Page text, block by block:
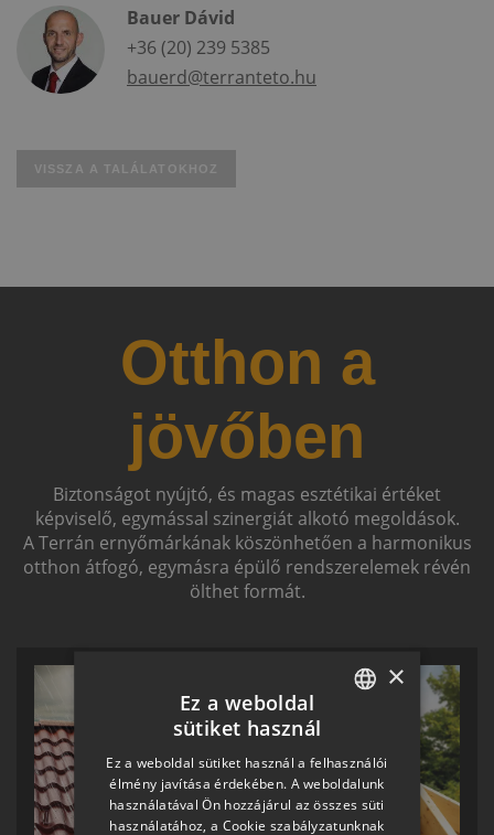
Bauer Dávid
+36 (20) 239 5385
bauerd@terranteto.hu
VISSZA A TALÁLATOKHOZ
Otthon a
jövőben
Biztonságot nyújtó, és magas esztétikai értéket
képviselő, egymással szinergiát alkotó megoldások.
A Terrán ernyőmárkának köszönhetően a harmonikus
otthon átfogó, egymásra épülő rendszerelemek révén
ölthet formát.
HUNGARIAN
SLOVAK
GERMAN
×
Ez a weboldal
sütiket használ
Ez a weboldal sütiket használ a felhasználói
élmény javítása érdekében. A weboldalunk
használatával Ön hozzájárul az összes süti
használatához, a Cookie szabályzatunknak